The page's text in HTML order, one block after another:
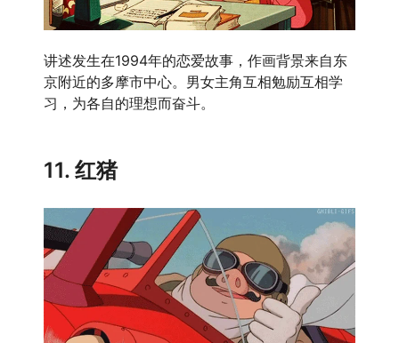
讲述发生在1994年的恋爱故事，作画背景来自东
京附近的多摩市中心。男女主角互相勉励互相学
习，为各自的理想而奋斗。
11. 红猪